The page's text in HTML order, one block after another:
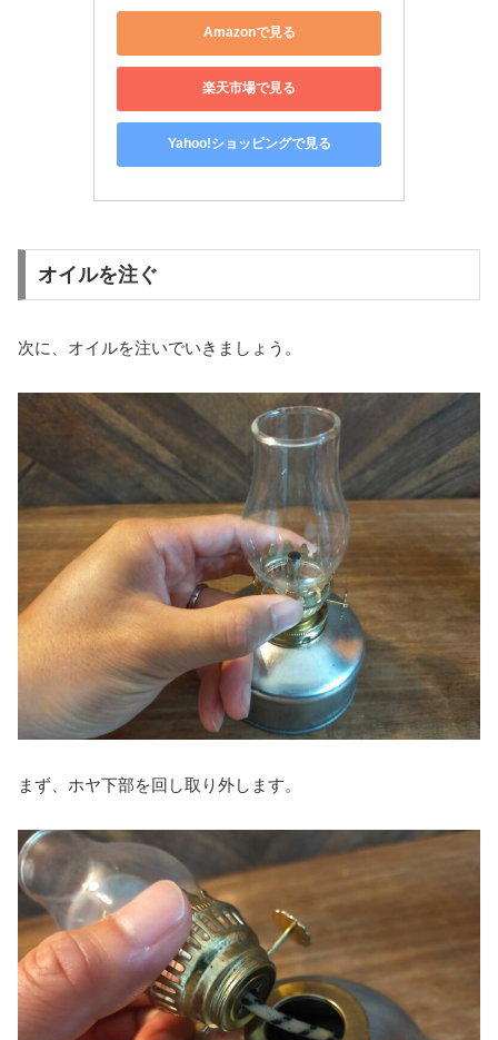
Amazonで見る
楽天市場で見る
Yahoo!ショッピングで見る
オイルを注ぐ
次に、オイルを注いでいきましょう。
まず、ホヤ下部を回し取り外します。